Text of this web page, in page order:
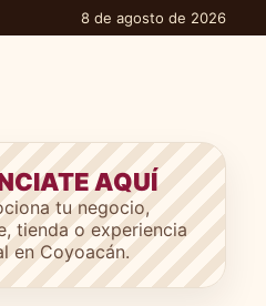
8 de agosto de 2026
AQUÍ
tu negocio,
tienda o experiencia
en Coyoacán.